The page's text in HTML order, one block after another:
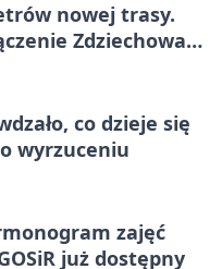
nowej trasy.
Zdziechowa z
co dzieje się
wyrzuceniu
zajęć
już dostępny